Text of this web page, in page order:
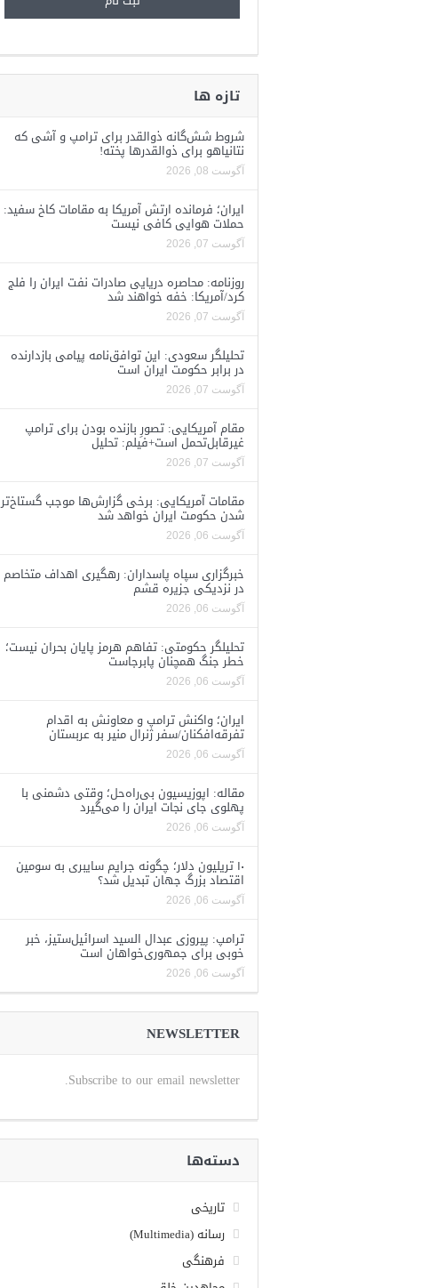
تازه ها
شروط شش‌گانه ذوالقدر برای ترامپ و آشی که
نتانیاهو برای ذوالقدرها پخته!
آگوست 08, 2026
ایران؛ فرمانده ارتش آمریکا به مقامات کاخ سفید:
حملات هوایی کافی نیست
آگوست 07, 2026
روزنامه: محاصره دریایی صادرات نفت ایران را فلج
کرد/آمریکا: خفه خواهند شد
آگوست 07, 2026
تحلیلگر سعودی: این توافق‌نامه پیامی بازدارنده
در برابر حکومت ایران است
آگوست 07, 2026
مقام آمریکایی: تصورِ بازنده بودن برای ترامپ
غیرقابل‌تحمل است+فیلم: تحلیل
آگوست 07, 2026
مقامات آمریکایی: برخی گزارش‌ها موجب گستاخ‌تر
شدن حکومت ایران خواهد شد
آگوست 06, 2026
خبرگزاری سپاه پاسداران: رهگیری اهداف متخاصم
در نزدیکی جزیره قشم
آگوست 06, 2026
تحلیلگر حکومتی: تفاهم هرمز پایان بحران نیست؛
خطر جنگ همچنان پابرجاست
آگوست 06, 2026
ایران؛ واکنش ترامپ و معاونش به اقدام
تفرقه‌افکنان/سفر ژنرال منیر به عربستان
آگوست 06, 2026
مقاله: اپوزیسیون بی‌راه‌حل؛ وقتی دشمنی با
پهلوی جای نجات ایران را می‌گیرد
آگوست 06, 2026
۱۰ تریلیون دلار؛ چگونه جرایم سایبری به سومین
اقتصاد بزرگ جهان تبدیل شد؟
آگوست 06, 2026
ترامپ: پیروزی عبدال السید اسرائیل‌ستیز، خبر
خوبی برای جمهوری‌خواهان است
آگوست 06, 2026
NEWSLETTER
Subscribe to our email newsletter.
دسته‌ها
تاریخی
رسانه (Multimedia)
فرهنگی